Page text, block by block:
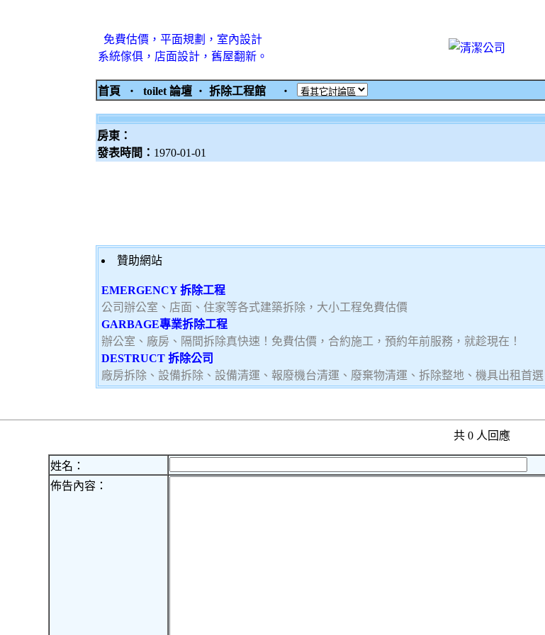
免費估價，平面規劃，室內設計
系統傢俱，店面設計，舊屋翻新。
首頁 ‧ toilet 論壇 ‧ 拆除工程館 ‧
房東：
發表時間： 1970-01-01
贊助網站
EMERGENCY 拆除工程
公司辦公室、店面、住家等各式建築拆除，大小工程免費估價
GARBAGE專業拆除工程
辦公室、廠房、隔間拆除真快速！免費估價，合約施工，預約年前服務，就趁現在！
DESTRUCT 拆除公司
廠房拆除、設備拆除、設備清運、報廢機台清運、廢棄物清運、拆除整地、機具出租首
共 0 人回應
姓名：
佈告內容：